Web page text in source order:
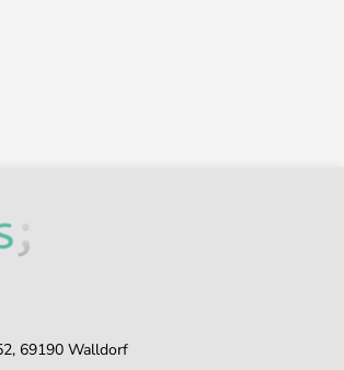
69190 Walldorf